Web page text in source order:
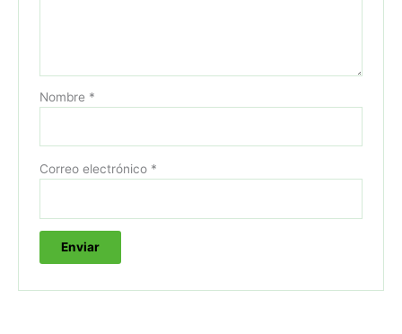
Nombre *
Correo electrónico *